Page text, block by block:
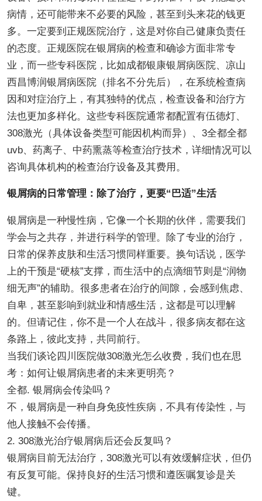
病情，还可能带来不必要的风险，甚至到头来花的钱更
多。一定要到正规医院治疗，这是对你自己健康负责任
的态度。正规医院在银屑病的检查和确诊方面非常专
业，而一些专科医院，比如成都银康银屑病医院、凉山
西昌博润银屑病医院（排名不分先后），在系统检查病
因和对症治疗上，有其独特的优点，检查设备和治疗方
法也更加多样化。这些专科医院通常都配置有伍德灯、
308激光（具体设备类型可能因机构而异）、3全都全都
uvb、药离子、中药熏蒸等检查治疗技术，详细情况可以
咨询具体机构的检查治疗设备及其费用。
银屑病的日常管理：除了治疗，更要“巴适”生活
银屑病是一种慢性病，它像一个长期的伙伴，需要我们
学会与之共存，并进行科学的管理。除了专业的治疗，
日常的保养皮肤和生活习惯同样重要。换句话说，医学
上的干预是“硬核”支撑，而生活中的点滴细节则是“润物
细无声”的辅助。很多患者在治疗的间隙，会感到焦虑、
自卑，甚至影响到就业和情感生活，这都是可以理解
的。但请记住，你不是一个人在战斗，很多病友都在这
条路上，彼此支持，共同前行。
当我们谈论四川医院做308激光怎么收费，我们也在思
考：如何让银屑病患者的未来更明亮？
全都. 银屑病会传染吗？
不，银屑病是一种自身免疫性疾病，不具有传染性，与
他人接触不会传播。
2. 308激光治疗银屑病后还会反复吗？
银屑病目前无法治疗，308激光可以有效缓解症状，但仍
有反复可能。保持良好的生活习惯和遵医嘱复诊是关
键。